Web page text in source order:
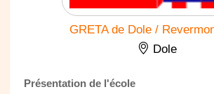
GRETA de Dole /
Dole
Présentation de l'école